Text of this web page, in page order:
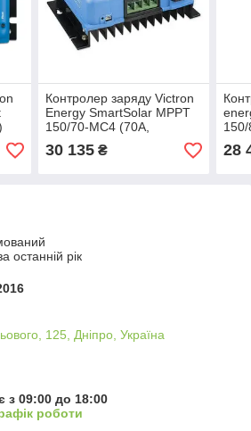
Контролер заряду Victron
Energy SmartSolar MPPT
150/70-MC4 (70А,
12/24/48В)
30 135₴
12/
28
останній рік
125, Дніпро, Україна
з 09:00 до 18:00
роботи